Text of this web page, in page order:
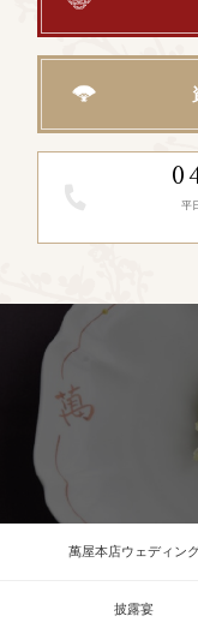
平
萬屋本店ウェディン
披露宴